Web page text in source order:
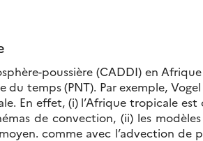
poussière (CADDI) en
temps (PNT). Par exemple,
En effet, (i) l’Afrique tropicale
de convection, (ii) les
comme avec l’advection de